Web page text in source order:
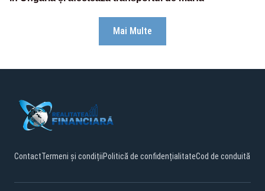
Mai Multe
ContactTermeni și condițiiPolitică de confidențialitateCod de conduită